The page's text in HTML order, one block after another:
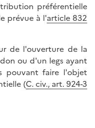
préférentielle
prévue à l'article 832
de l'ouverture de la
ou d'un legs ayant
pouvant faire l'objet
(C. civ., art. 924-3